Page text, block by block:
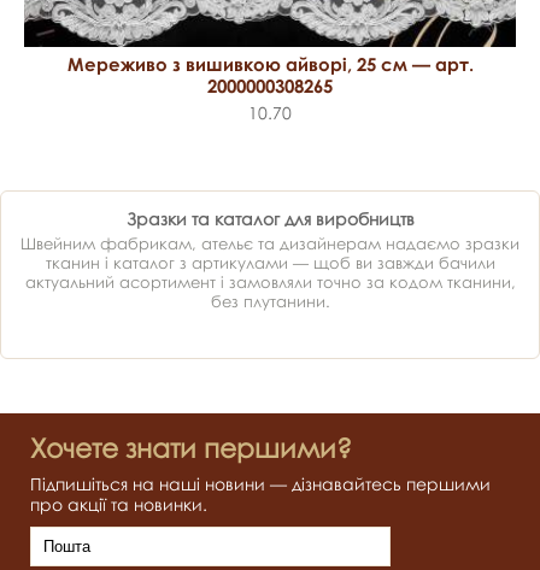
Мереживо з вишивкою айворі, 25 см — арт.
2000000308265
10.70
Зразки та каталог для виробництв
Швейним фабрикам, ательє та дизайнерам надаємо зразки
тканин і каталог з артикулами — щоб ви завжди бачили
актуальний асортимент і замовляли точно за кодом тканини,
без плутанини.
Хочете знати першими?
Підпишіться на наші новини — дізнавайтесь першими
про акції та новинки.